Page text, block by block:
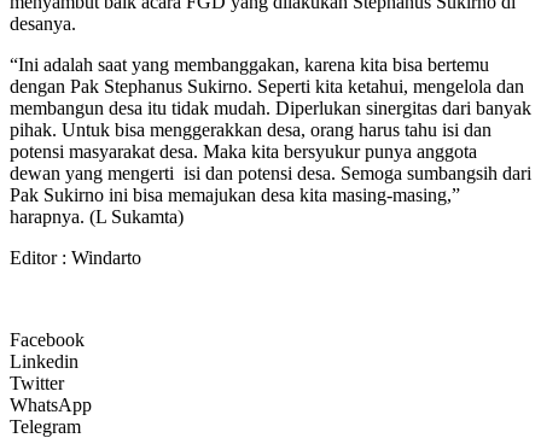
desanya.
“Ini adalah saat yang membanggakan, karena kita bisa bertemu
dengan Pak Stephanus Sukirno. Seperti kita ketahui, mengelola dan
membangun desa itu tidak mudah. Diperlukan sinergitas dari banyak
pihak. Untuk bisa menggerakkan desa, orang harus tahu isi dan
potensi masyarakat desa. Maka kita bersyukur punya anggota
dewan yang mengerti isi dan potensi desa. Semoga sumbangsih dari
Pak Sukirno ini bisa memajukan desa kita masing-masing,”
harapnya. (L Sukamta)
Editor : Windarto
Facebook
Linkedin
Twitter
WhatsApp
Telegram